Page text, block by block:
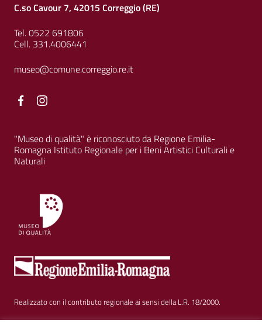
C.so Cavour 7, 42015 Correggio (RE)
Tel. 0522 691806
Cell. 331.4006441
museo@comune.correggio.re.it
Facebook
"Museo di qualità" è riconosciuto da Regione Emilia-
Romagna Istituto Regionale per i Beni Artistici Culturali e
Naturali
Realizzato con il contributo regionale ai sensi della L.R. 18/2000.